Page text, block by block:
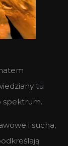
tu
spektrum.
i sucha,